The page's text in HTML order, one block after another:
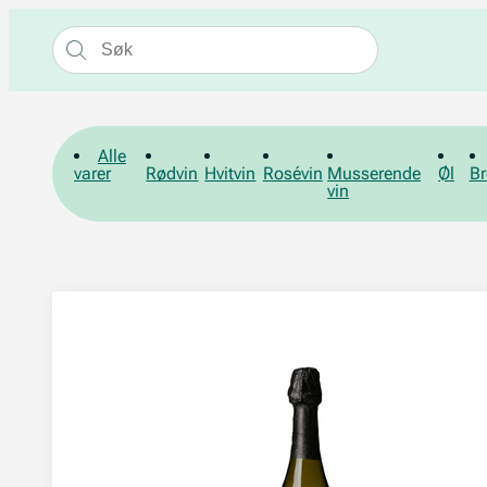
Alle
varer
Rødvin Hvitvin Rosévin Musserende
vin
Øl